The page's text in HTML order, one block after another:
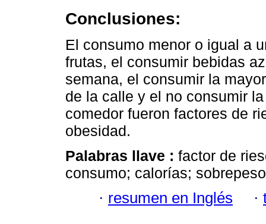
Conclusiones:
El consumo menor o igual a
frutas, el consumir bebidas
semana, el consumir la
de la calle y el no consumir
comedor fueron factores de
obesidad.
Palabras llave : factor de
consumo; calorías;
· resumen en Inglés ·